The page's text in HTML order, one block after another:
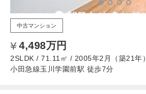
中古マンション
4,498万円
2SLDK / 71.11㎡ / 2005年2月（築21年）
小田急線玉川学園前駅 徒歩7分